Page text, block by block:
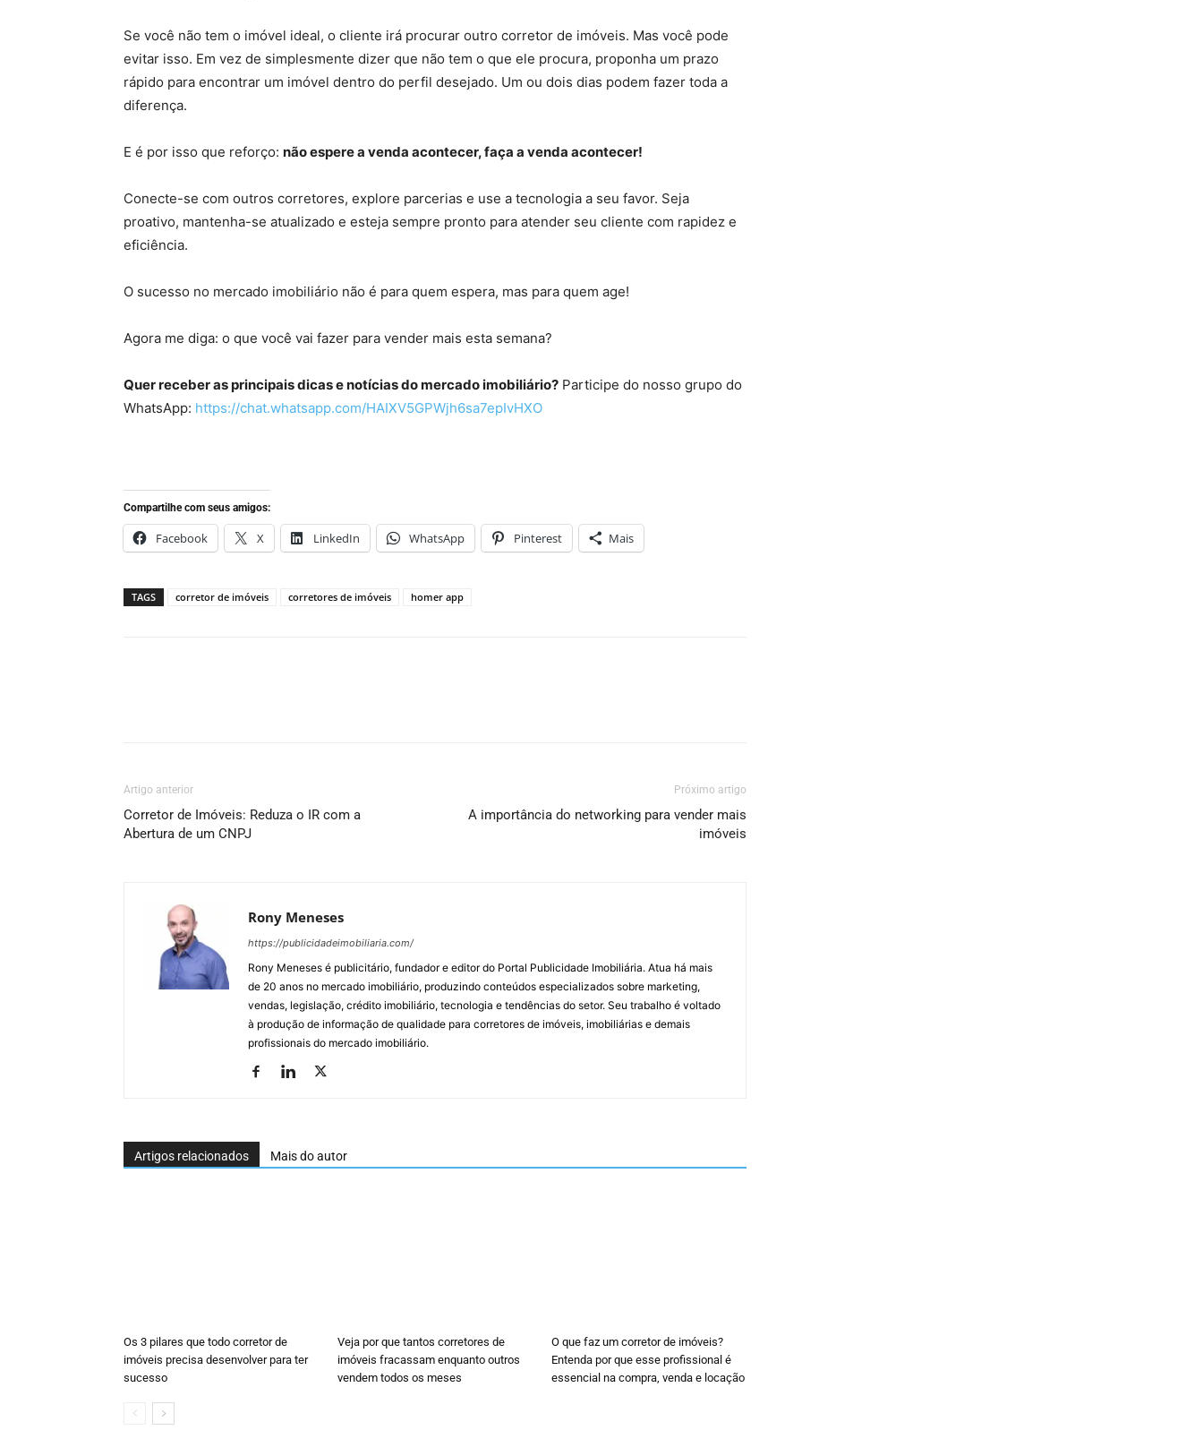
Se você não tem o imóvel ideal, o cliente irá procurar outro corretor de imóveis. Mas você pode
evitar isso. Em vez de simplesmente dizer que não tem o que ele procura, proponha um prazo
rápido para encontrar um imóvel dentro do perfil desejado. Um ou dois dias podem fazer toda a
diferença.
E é por isso que reforço: não espere a venda acontecer, faça a venda acontecer!
Conecte-se com outros corretores, explore parcerias e use a tecnologia a seu favor. Seja
proativo, mantenha-se atualizado e esteja sempre pronto para atender seu cliente com rapidez e
eficiência.
O sucesso no mercado imobiliário não é para quem espera, mas para quem age!
Agora me diga: o que você vai fazer para vender mais esta semana?
Quer receber as principais dicas e notícias do mercado imobiliário? Participe do nosso grupo do
WhatsApp: https://chat.whatsapp.com/HAIXV5GPWjh6sa7epIvHXO
Compartilhe com seus amigos:
Facebook X LinkedIn WhatsApp Pinterest Mais
TAGS corretor de imóveis corretores de imóveis homer app
Artigo anterior
Corretor de Imóveis: Reduza o IR com a
Abertura de um CNPJ
Próximo artigo
A importância do networking para vender mais
imóveis
Rony Meneses
https://publicidadeimobiliaria.com/
Rony Meneses é publicitário, fundador e editor do Portal Publicidade Imobiliária. Atua há mais
de 20 anos no mercado imobiliário, produzindo conteúdos especializados sobre marketing,
vendas, legislação, crédito imobiliário, tecnologia e tendências do setor. Seu trabalho é voltado
à produção de informação de qualidade para corretores de imóveis, imobiliárias e demais
profissionais do mercado imobiliário.
Artigos relacionados Mais do autor
Os 3 pilares que todo corretor de
imóveis precisa desenvolver para ter
sucesso
Veja por que tantos corretores de
imóveis fracassam enquanto outros
vendem todos os meses
O que faz um corretor de imóveis?
Entenda por que esse profissional é
essencial na compra, venda e locação